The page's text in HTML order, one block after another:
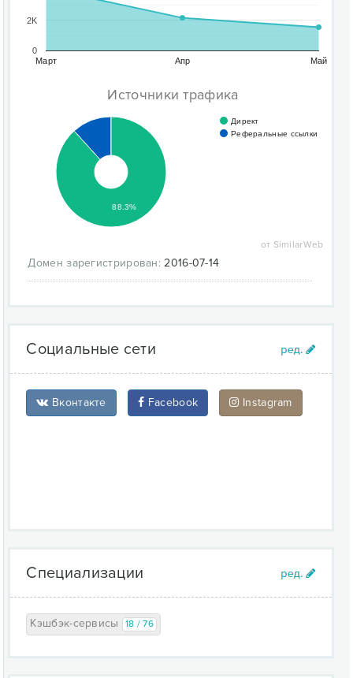
Март Апр Май
0
2K
Источники трафика
Директ
Реферальные ссылки
88.3%
от SimilarWeb
Домен зарегистрирован: 2016-07-14
Социальные сети
Вконтакте Facebook Instagram
Специализации
Кэшбэк-сервисы 18 / 76